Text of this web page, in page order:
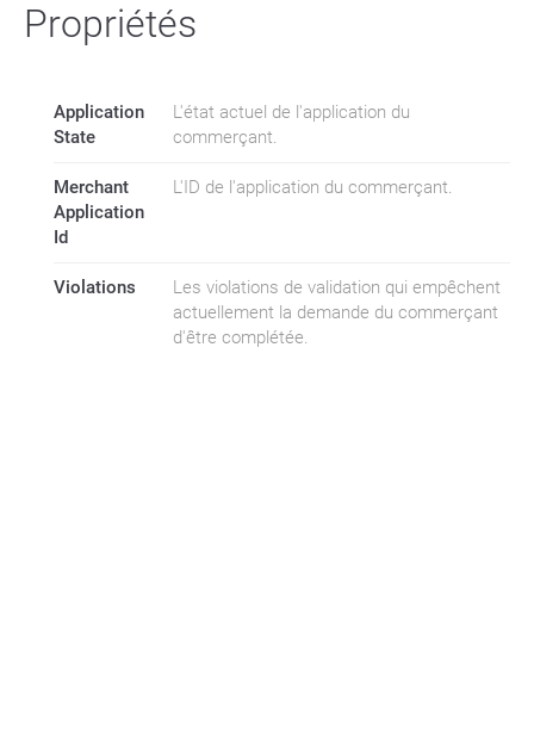
Propriétés
Application
State
L'état actuel de l'application du
commerçant.
Merchant
Application
Id
L'ID de l'application du commerçant.
Violations
Les violations de validation qui empêchent
actuellement la demande du commerçant
d'être complétée.